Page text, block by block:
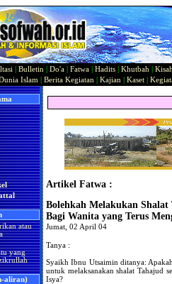
Bulletin Do'a Fatwa Hadits Khutbah
Islam Berita Kegiatan Kajian Kaset|
atau
yang
aliran)
Artikel Fatwa :
Bolehkah Melakukan
Bagi Wanita yang Terus
Jumat, 02 April 04
Tanya :
Syaikh Ibnu Utsaimin ditanya:
untuk melaksanakan shalat Tahajud
Isya?